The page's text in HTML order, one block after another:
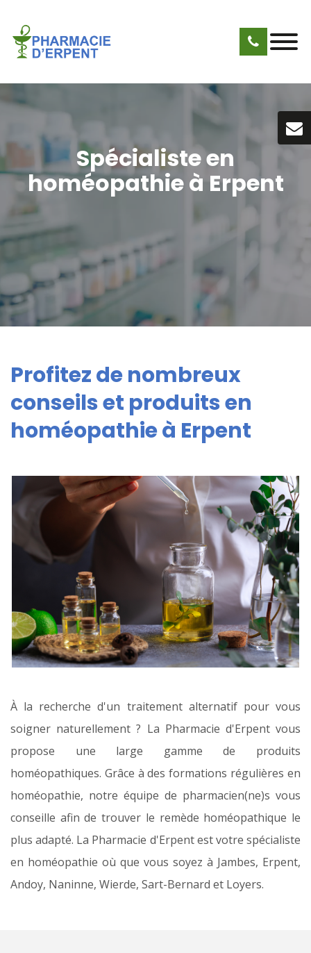
Spécialiste en
homéopathie à Erpent
Profitez de nombreux
conseils et produits en
homéopathie à Erpent
À la recherche d'un traitement alternatif pour vous
soigner naturellement ? La Pharmacie d'Erpent vous
propose une large gamme de produits
homéopathiques. Grâce à des formations régulières en
homéopathie, notre équipe de pharmacien(ne)s vous
conseille afin de trouver le remède homéopathique le
plus adapté. La Pharmacie d'Erpent est votre spécialiste
en homéopathie où que vous soyez à Jambes, Erpent,
Andoy, Naninne, Wierde, Sart-Bernard et Loyers.